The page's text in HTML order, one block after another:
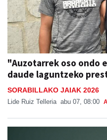
"Auzotarrek oso ondo
daude laguntzeko
SORABILLAKO JAIAK 2026
Lide Ruiz Telleria abu 07, 08:00